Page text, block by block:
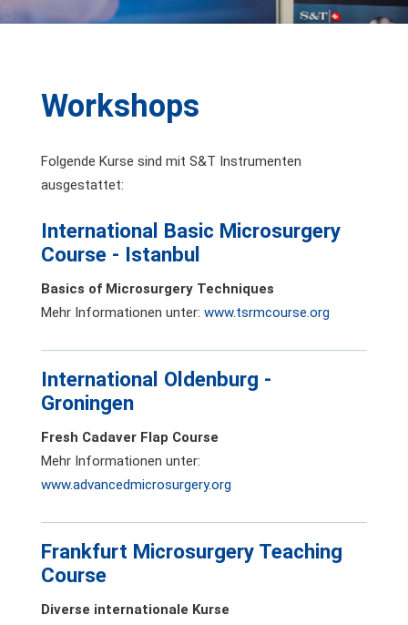
Workshops
Folgende Kurse sind mit S&T Instrumenten
ausgestattet:
International Basic Microsurgery
Course - Istanbul
Basics of Microsurgery Techniques
Mehr Informationen unter: www.tsrmcourse.org
International Oldenburg -
Groningen
Fresh Cadaver Flap Course
Mehr Informationen unter:
www.advancedmicrosurgery.org
Frankfurt Microsurgery Teaching
Course
Diverse internationale Kurse